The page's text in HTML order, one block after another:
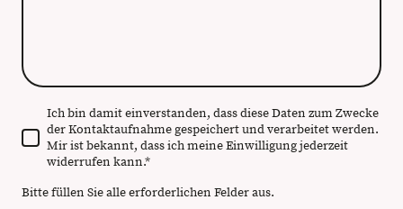
Ich bin damit einverstanden, dass diese Daten zum Zwecke
der Kontaktaufnahme gespeichert und verarbeitet werden.
Mir ist bekannt, dass ich meine Einwilligung jederzeit
widerrufen kann.*
Bitte füllen Sie alle erforderlichen Felder aus.